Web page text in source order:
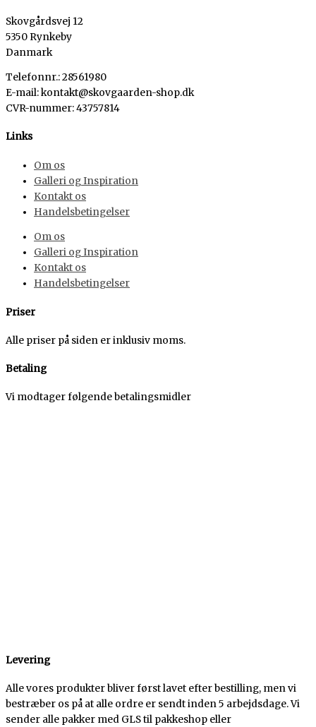
Skovgårdsvej 12
5350 Rynkeby
Danmark
Telefonnr.: 28561980
E-mail: kontakt@skovgaarden-shop.dk
CVR-nummer:43757814
Links
Om os
Galleri og Inspiration
Kontakt os
Handelsbetingelser
Om os
Galleri og Inspiration
Kontakt os
Handelsbetingelser
Priser
Alle priser på siden er inklusiv moms.
Betaling
Vi modtager følgende betalingsmidler
Levering
Alle vores produkter bliver først lavet efter bestilling, men vi
bestræber os på at alle ordre er sendt inden 5 arbejdsdage. Vi
sender alle pakker med GLS til pakkeshop eller